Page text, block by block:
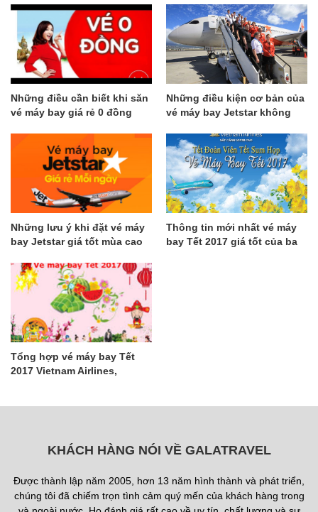
Những điều cần biết khi săn
vé máy bay giá rẻ 0 đồng
Những điều kiện cơ bản của
vé máy bay Jetstar không
Những lưu ý khi đặt vé máy
bay Jetstar giá tốt mùa cao
Thông tin mới nhất vé máy
bay Tết 2017 giá tốt của ba
Tổng hợp vé máy bay Tết
2017 Vietnam Airlines,
KHÁCH HÀNG NÓI VỀ GALATRAVEL
Được thành lập năm 2005, hơn 13 năm hình thành và phát triển,
chúng tôi đã chiếm trọn tình cảm quý mến của khách hàng trong